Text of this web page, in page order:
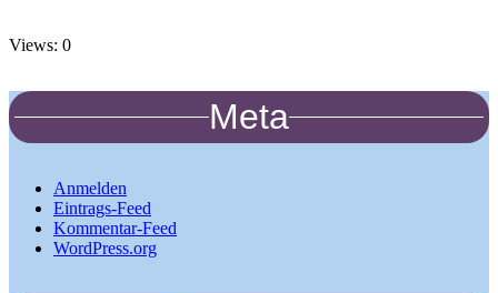
Views: 0
Meta
Anmelden
Eintrags-Feed
Kommentar-Feed
WordPress.org